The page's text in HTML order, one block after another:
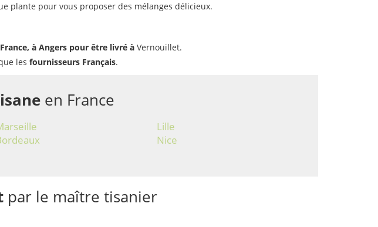
plante pour vous proposer des mélanges délicieux.
à Angers pour être livré à Vernouillet.
les fournisseurs Français.
en France
Lille
Nice
par le maître tisanier